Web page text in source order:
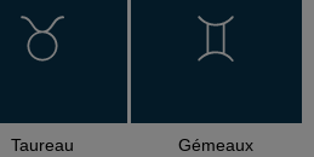
Taureau Gémeaux